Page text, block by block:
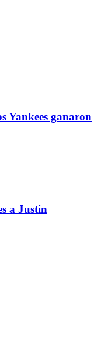
Yankees ganaron
a Justin